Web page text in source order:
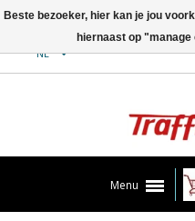
NL
Menu
Beste bezoeker, hier kan je jou
hiernaast op